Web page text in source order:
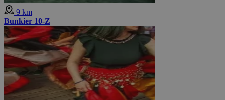
9 km
Bunkier 10-Z